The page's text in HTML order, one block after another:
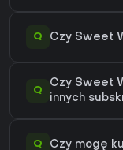
Q Czy Sweet
Q
Czy Sweet
innych
Q Czy mogę